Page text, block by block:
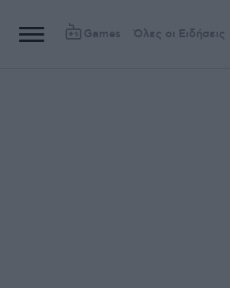
Games Όλες οι Ειδήσεις